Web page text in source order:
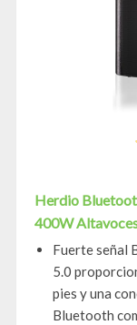
Herdio
400W
Fuerte señal
5.0
pies y una
Bluetooth